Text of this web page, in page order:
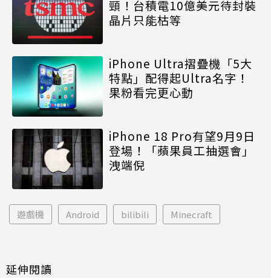
頸！台積電10億美元待封裝
晶片只能枯等
iPhone Ultra摺疊機「5大
特點」配得起Ultra名字！
果粉看完更心動
iPhone 18 Pro有望9月9日
登場！「蘋果員工抽選會」
洩端倪
遊戲機 Android bilibili Minecraft
延伸閱讀